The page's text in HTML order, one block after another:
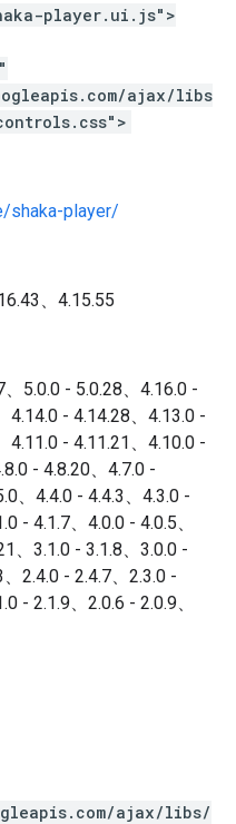
player.ui.js">
ajax/libs
shaka-player/
、4.15.55
5.0.0 - 5.0.28、4.16.0 -
4.14.0 - 4.14.28、4.13.0 -
4.11.0 - 4.11.21、4.10.0 -
- 4.8.20、4.7.0 -
、4.4.0 - 4.4.3、4.3.0 -
- 4.1.7、4.0.0 - 4.0.5、
、3.1.0 - 3.1.8、3.0.0 -
2.4.0 - 2.4.7、2.3.0 -
- 2.1.9、2.0.6 - 2.0.9、
ajax/libs/